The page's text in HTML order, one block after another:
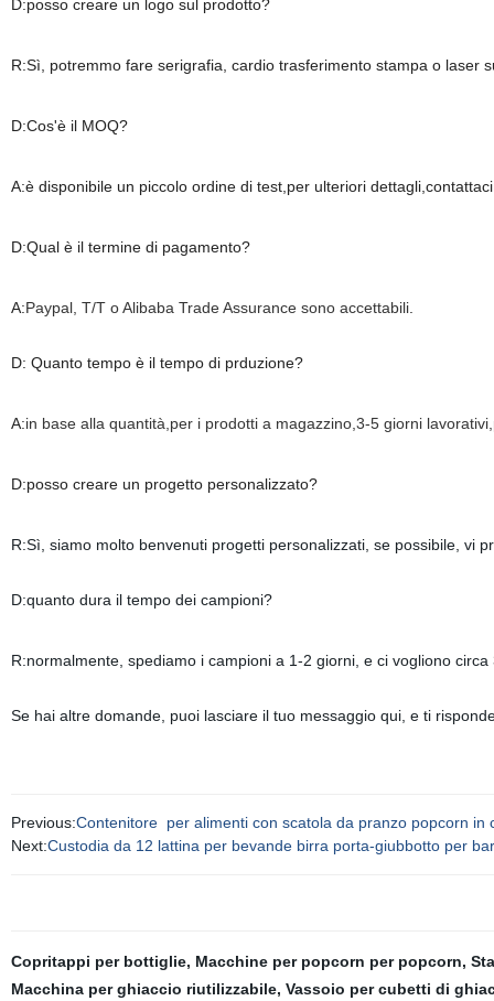
D:posso creare un logo sul prodotto?
R:Sì, potremmo fare serigrafia, cardio trasferimento stampa o laser
D:Cos'è il MOQ?
A:è disponibile un piccolo ordine di test,per ulteriori
D:Qual è il termine di pagamento?
A:Paypal, T/T o Alibaba Trade Assurance sono accettabili.
D: Quanto tempo è il tempo di prduzione?
A:in base alla quantità,per i prodotti a magazzino,3-5 giorni
D:posso creare un progetto personalizzato?
R:Sì, siamo molto benvenuti progetti personalizzati, se possibile, vi
D:quanto dura il tempo dei campioni?
R:normalmente, spediamo i campioni a 1-2 giorni, e ci vogliono
Se hai altre domande, puoi lasciare il tuo messaggio qui, e ti
Previous:Contenitore per alimenti con scatola da pranzo popcorn in
Next:Custodia da 12 lattina per bevande birra porta-giubbotto per
Copritappi per bottiglie, Macchine per popcorn per popcorn,
Macchina per ghiaccio riutilizzabile, Vassoio per cubetti di